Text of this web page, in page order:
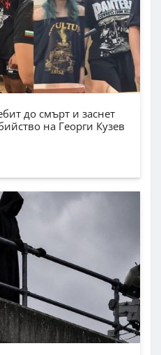
до смърт и заснет
на Георги Кузев